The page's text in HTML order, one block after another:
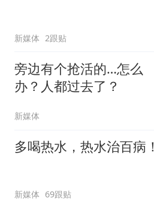
新媒体 2跟贴
旁边有个抢活的…怎么
办？人都过去了？
新媒体
多喝热水，热水治百病！
新媒体 69跟贴